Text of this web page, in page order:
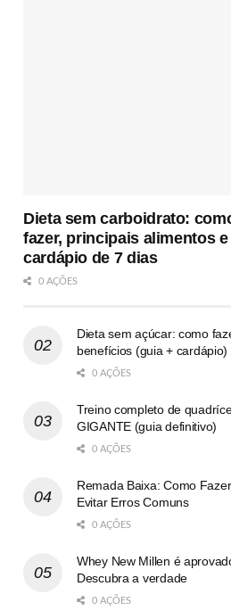
Dieta sem carboidrato:
fazer, principais alimentos e
cardápio de 7 dias
0 AÇÕES
Dieta sem açúcar: como
benefícios (guia + cardápio)
0 AÇÕES
Treino completo de
GIGANTE (guia definitivo)
0 AÇÕES
Remada Baixa: Como
Evitar Erros Comuns
0 AÇÕES
Whey New Millen é
Descubra a verdade
0 AÇÕES